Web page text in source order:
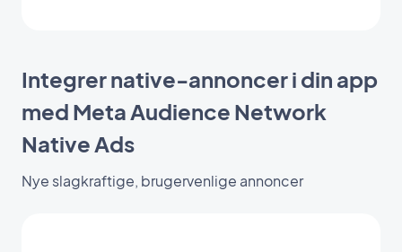
Integrer native-annoncer i din app
med Meta Audience Network
Native Ads
Nye slagkraftige, brugervenlige annoncer